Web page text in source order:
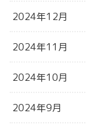
2024年12月
2024年11月
2024年10月
2024年9月